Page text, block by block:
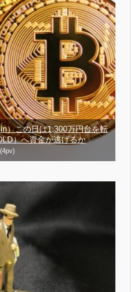
）この日は1,300万円台を転
）へ資金が逃げるか
(4pv)